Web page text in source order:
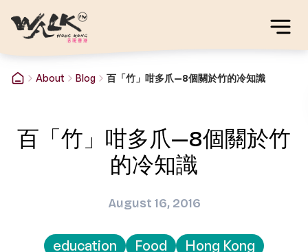
About Blog 百「竹」咁多爪—8個關於竹的冷知識
百「竹」咁多爪—8個關於竹
的冷知識
August 16, 2016
education Food Hong Kong